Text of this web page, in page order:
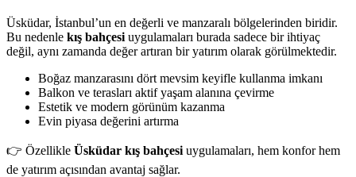
Üsküdar, İstanbul’un en değerli ve manzaralı bölgelerinden biridir.
Bu nedenle kış bahçesi uygulamaları burada sadece bir ihtiyaç
değil, aynı zamanda değer artıran bir yatırım olarak görülmektedir.
Boğaz manzarasını dört mevsim keyifle kullanma imkanı
Balkon ve terasları aktif yaşam alanına çevirme
Estetik ve modern görünüm kazanma
Evin piyasa değerini artırma
👉 Özellikle Üsküdar kış bahçesi uygulamaları, hem konfor hem
de yatırım açısından avantaj sağlar.